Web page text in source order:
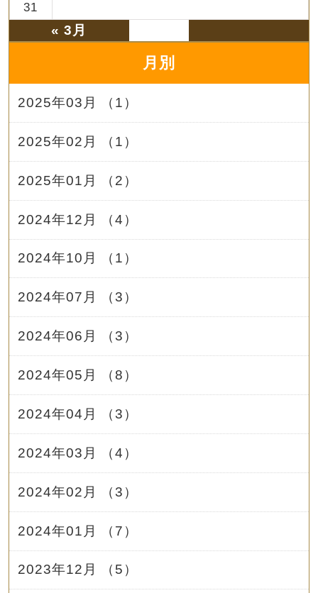
31
« 3月
月別
2025年03月 （1）
2025年02月 （1）
2025年01月 （2）
2024年12月 （4）
2024年10月 （1）
2024年07月 （3）
2024年06月 （3）
2024年05月 （8）
2024年04月 （3）
2024年03月 （4）
2024年02月 （3）
2024年01月 （7）
2023年12月 （5）